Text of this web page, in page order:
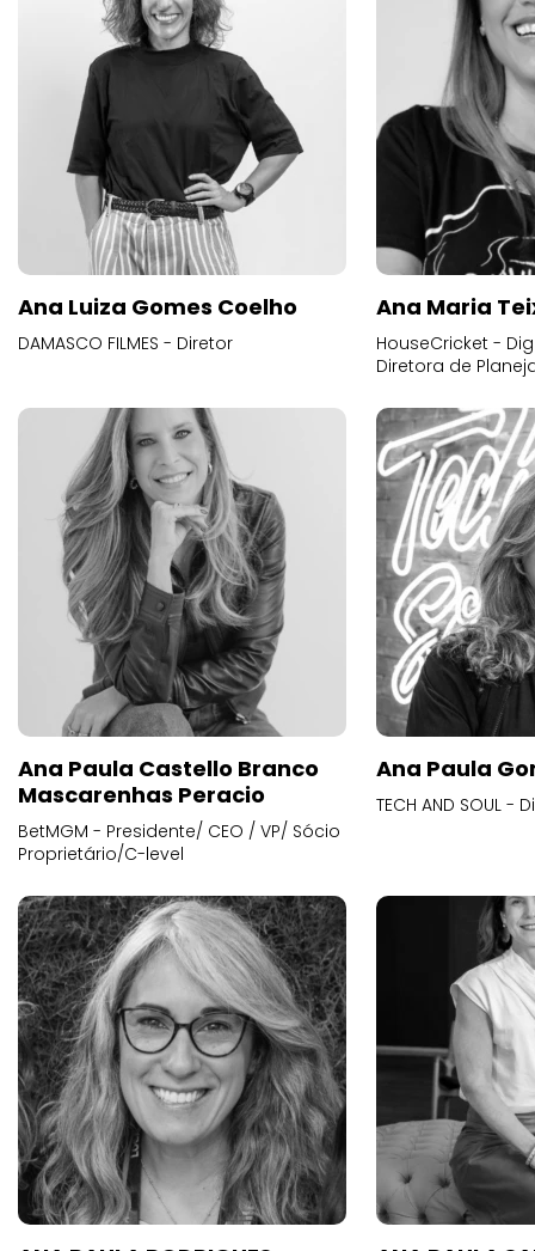
Ana Luiza Gomes Coelho
DAMASCO FILMES - Diretor
Ana Maria
HouseCricket -
Diretora de
Ana Paula Castello Branco
Mascarenhas Peracio
BetMGM - Presidente/ CEO / VP/ Sócio
Proprietário/C-level
Ana Paula
TECH AND SOUL